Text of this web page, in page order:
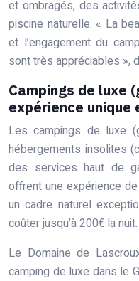
et ombragés, des
piscine naturelle. « La
et l’engagement du
sont très appréciables »,
Campings de luxe
expérience
Les campings de luxe
hébergements insolites
des services haut de
offrent une expérience
un cadre naturel
coûter jusqu’à 200€ la nuit.
Le Domaine de
camping de luxe dans le